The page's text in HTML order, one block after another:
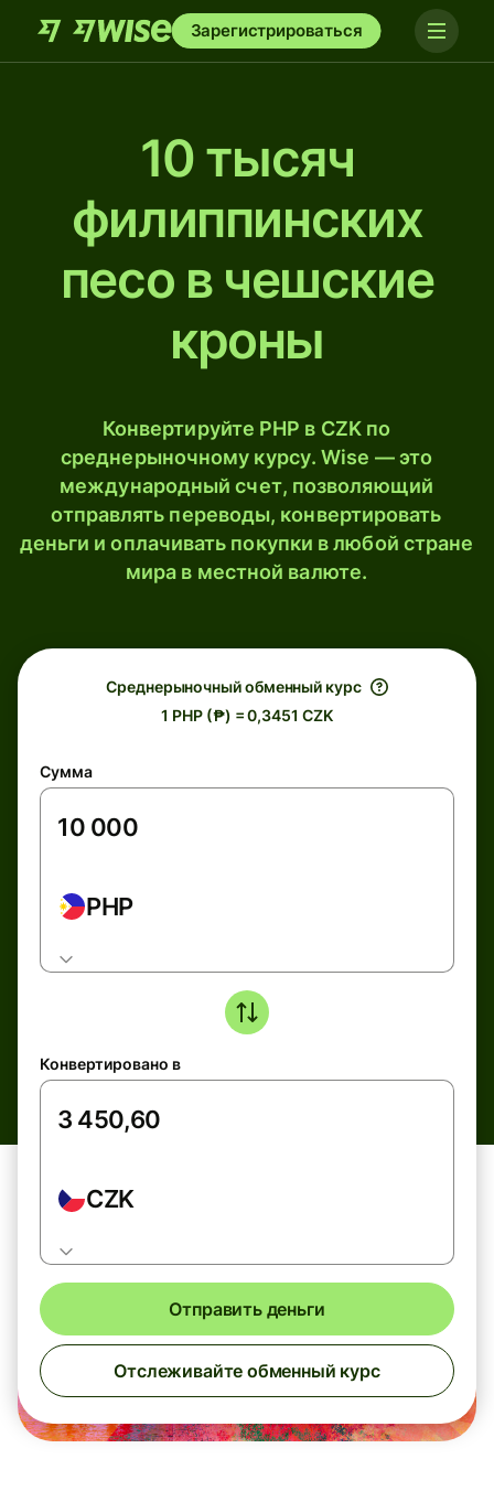
Зарегистрироваться
10 тысяч
филиппинских
песо в чешские
кроны
Конвертируйте PHP в CZK по
среднерыночному курсу. Wise — это
международный счет, позволяющий
отправлять переводы, конвертировать
деньги и оплачивать покупки в любой стране
мира в местной валюте.
Среднерыночный обменный курс
1 PHP (₱) = 0,3451 CZK
Сумма
PHP
Конвертировано в
CZK
Отправить деньги
Отслеживайте обменный курс